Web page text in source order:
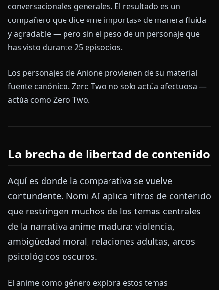
conversacionales generales. El resultado es un
compañero que dice «me importas» de manera fluida
y agradable — pero sin el peso de un personaje que
has visto durante 25 episodios.
Los personajes de Anione provienen de su material
fuente canónico. Zero Two no solo actúa afectuosa —
actúa como Zero Two.
La brecha de libertad de contenido
Aquí es donde la comparativa se vuelve
contundente. Nomi AI aplica filtros de contenido
que restringen muchos de los temas centrales
de la narrativa anime madura: violencia,
ambigüedad moral, relaciones adultas, arcos
psicológicos oscuros.
El anime como género explora estos temas